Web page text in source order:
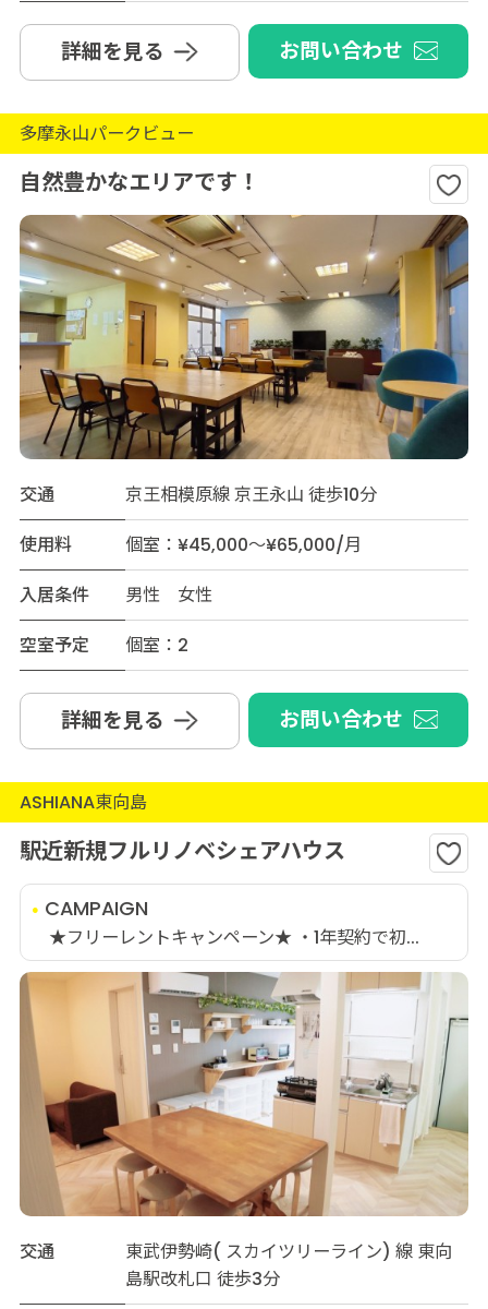
詳細を見る お問い合わせ
多摩永山パークビュー
自然豊かなエリアです！
交通
京王相模原線 京王永山 徒歩10分
使用料
個室：¥45,000～¥65,000/月
入居条件
男性 女性
空室予定
個室：2
詳細を見る お問い合わせ
ASHIANA東向島
駅近新規フルリノベシェアハウス
CAMPAIGN
★フリーレントキャンペーン★ ・1年契約で初...
交通
東武伊勢崎( スカイツリーライン) 線 東向
島駅改札口 徒歩3分